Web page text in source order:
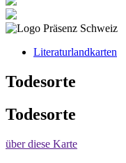
Literaturlandkarten
Todesorte
Todesorte
über diese Karte